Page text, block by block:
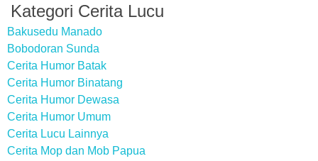
Kategori Cerita Lucu
Bakusedu Manado
Bobodoran Sunda
Cerita Humor Batak
Cerita Humor Binatang
Cerita Humor Dewasa
Cerita Humor Umum
Cerita Lucu Lainnya
Cerita Mop dan Mob Papua